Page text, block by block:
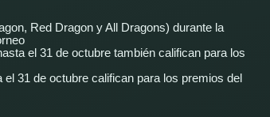
Red Dragon y All Dragons) durante la
el 31 de octubre también califican para los
31 de octubre califican para los premios del